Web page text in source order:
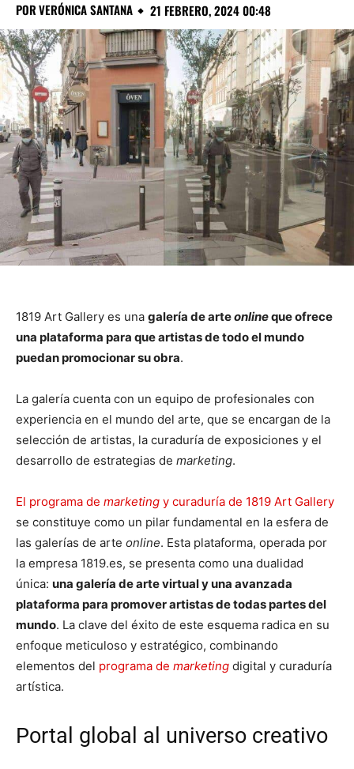
PORVERÓNICA SANTANA 21 FEBRERO, 2024 00:48
1819 Art Gallery es una galería de arteonlineque ofrece
una plataforma para que artistas de todo el mundo
puedan promocionar su obra.
La galería cuenta con un equipo de profesionales con
experiencia en el mundo del arte, que se encargan de la
selección de artistas, la curaduría de exposiciones y el
desarrollo de estrategias de marketing.
El programa de marketing y curaduría de 1819 Art Gallery
se constituye como un pilar fundamental en la esfera de
las galerías de arte online. Esta plataforma, operada por
la empresa 1819.es, se presenta como una dualidad
única: una galería de arte virtual y una avanzada
plataforma para promover artistas de todas partes del
mundo. La clave del éxito de este esquema radica en su
enfoque meticuloso y estratégico, combinando
elementos del programa de marketing digital y curaduría
artística.
Portal global al universo creativo